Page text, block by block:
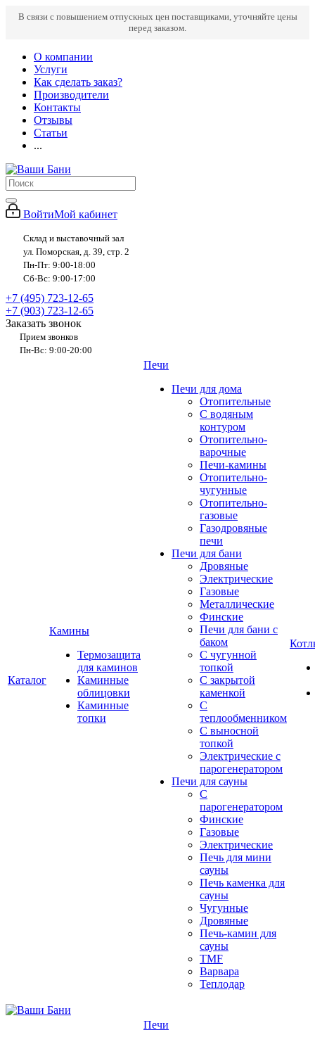
В связи с повышением отпускных цен поставщиками, уточняйте цены
перед заказом.
О компании
Услуги
Как сделать заказ?
Производители
Контакты
Отзывы
Статьи
...
ВойтиМой кабинет
Склад и выставочный зал
ул. Поморская, д. 39, стр. 2
Пн-Пт: 9:00-18:00
Сб-Вс: 9:00-17:00
+7 (495) 723-12-65
+7 (903) 723-12-65
Заказать звонок
Прием звонков
Пн-Вс: 9:00-20:00
Каталог
Камины
Термозащита
для каминов
Каминные
облицовки
Каминные
топки
Печи
Печи для дома
Отопительные
C водяным
контуром
Отопительно-
варочные
Печи-камины
Отопительно-
чугунные
Отопительно-
газовые
Газодровяные
печи
Печи для бани
Дровяные
Электрические
Газовые
Металлические
Финские
Печи для бани с
баком
С чугунной
топкой
С закрытой
каменкой
С
теплообменником
С выносной
топкой
Электрические с
парогенератором
Печи для сауны
С
парогенератором
Финские
Газовые
Электрические
Печь для мини
сауны
Печь каменка для
сауны
Чугунные
Дровяные
Печь-камин для
сауны
TMF
Варвара
Теплодар
Печи